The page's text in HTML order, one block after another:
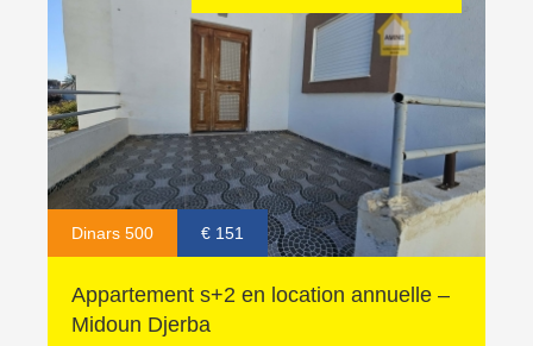
Dinars 500 € 151
Appartement s+2 en location annuelle –
Midoun Djerba